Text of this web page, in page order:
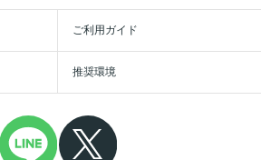
ご利用ガイド
推奨環境